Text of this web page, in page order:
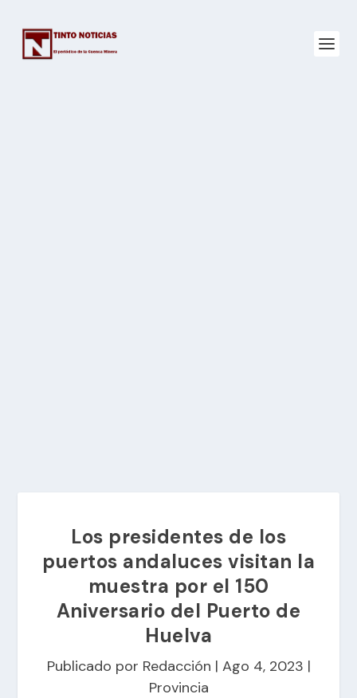
Los presidentes de los
puertos andaluces visitan la
muestra por el 150
Aniversario del Puerto de
Huelva
Publicado por Redacción | Ago 4, 2023 |
Provincia